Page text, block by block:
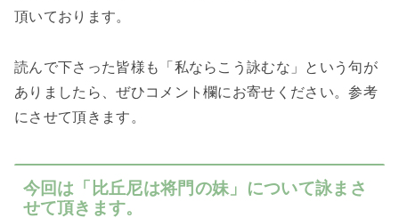
頂いております。
読んで下さった皆様も「私ならこう詠むな」という句が
ありましたら、ぜひコメント欄にお寄せください。参考
にさせて頂きます。
今回は「比丘尼は将門の妹」について詠まさ
せて頂きます。